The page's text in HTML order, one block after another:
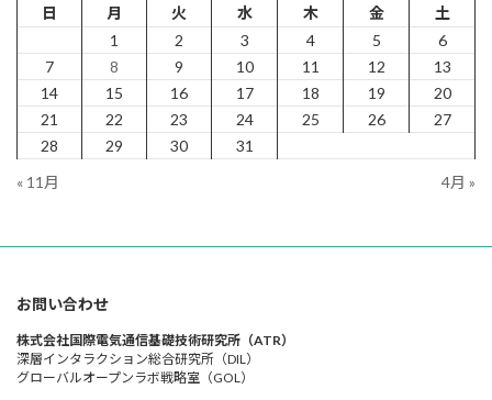
日
月 火 水 木 金
土
1
2 3 4 5
6
7
8 9 10 11 12
13
14
15 16 17 18 19
20
21
22 23 24 25 26
27
28
29 30
31
« 11月
4月 »
お問い合わせ
株式会社国際電気通信基礎技術研究所（ATR）
深層インタラクション総合研究所（DIL）
グローバルオープンラボ戦略室（GOL）